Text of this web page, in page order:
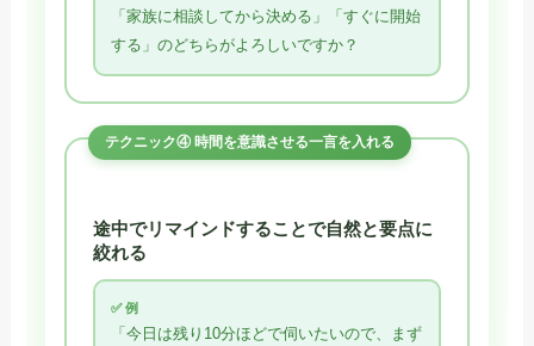
「家族に相談してから決める」「すぐに開始
する」のどちらがよろしいですか？
テクニック④ 時間を意識させる一言を入れる
途中でリマインドすることで自然と要点に
絞れる
✅ 例
「今日は残り10分ほどで伺いたいので、まず